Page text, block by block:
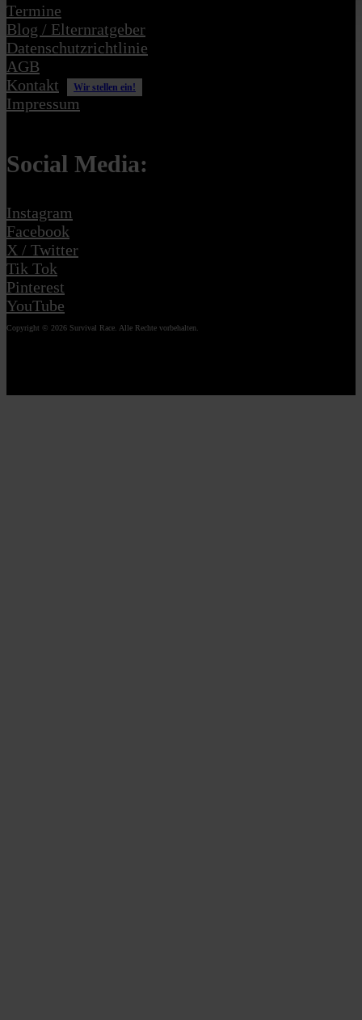
Termine
Blog / Elternratgeber
Datenschutzrichtlinie
AGB
Kontakt
Wir stellen ein!
Impressum
Social Media:
Instagram
Facebook
X / Twitter
Tik Tok
Pinterest
YouTube
Copyright © 2026 Survival Race. Alle Rechte vorbehalten.